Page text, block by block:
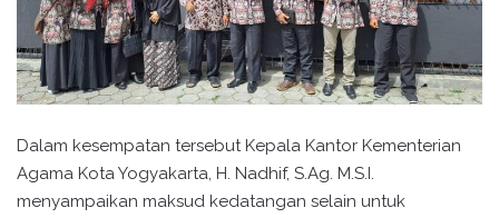
Dalam kesempatan tersebut Kepala Kantor Kementerian
Agama Kota Yogyakarta, H. Nadhif, S.Ag. M.S.I.
menyampaikan maksud kedatangan selain untuk